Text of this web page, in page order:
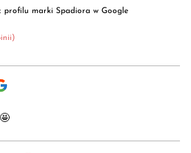
profilu marki Spadiora w Google